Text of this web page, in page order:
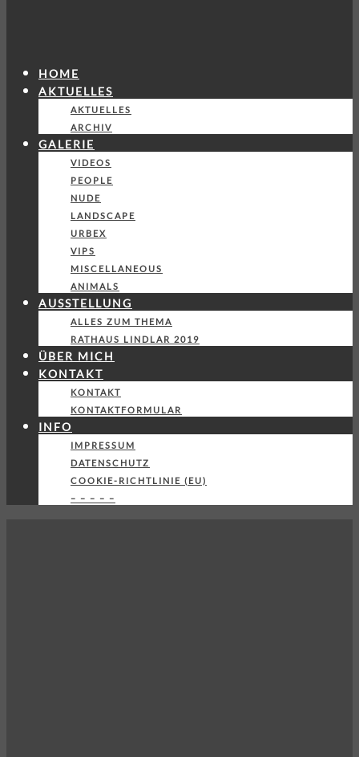
HOME
AKTUELLES
AKTUELLES
ARCHIV
GALERIE
VIDEOS
PEOPLE
NUDE
LANDSCAPE
URBEX
VIPS
MISCELLANEOUS
ANIMALS
AUSSTELLUNG
ALLES ZUM THEMA
RATHAUS LINDLAR 2019
ÜBER MICH
KONTAKT
KONTAKT
KONTAKTFORMULAR
INFO
IMPRESSUM
DATENSCHUTZ
COOKIE-RICHTLINIE (EU)
– – – – –